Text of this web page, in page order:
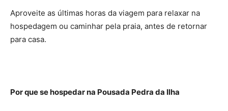
Aproveite as últimas horas da viagem para relaxar na
hospedagem ou caminhar pela praia, antes de retornar
para casa.
Por que se hospedar na Pousada Pedra da Ilha